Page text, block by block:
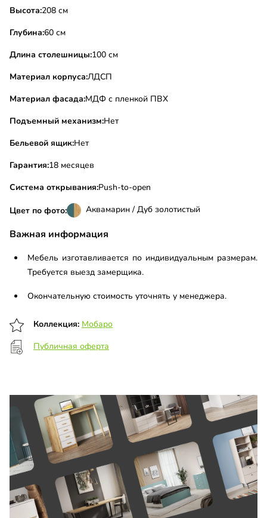
Высота:208 см
Глубина:60 см
Длина столешницы:100 см
Материал корпуса:ЛДСП
Материал фасада:МДФ с пленкой ПВХ
Подъемный механизм:Нет
Бельевой ящик:Нет
Гарантия:18 месяцев
Система открывания:Push-to-open
Цвет по фото: Аквамарин / Дуб золотистый
Важная информация
Мебель изготавливается по индивидуальным размерам.
Требуется выезд замерщика.
Окончательную стоимость уточнять у менеджера.
Коллекция: Мобаро
Публичная оферта